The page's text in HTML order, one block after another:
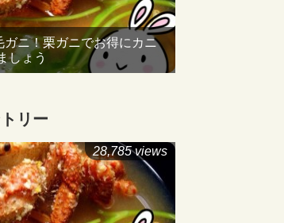
ガニ！栗ガニでお得にカニ
しょう
リー
28,785 views